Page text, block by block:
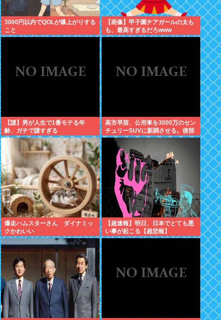
3000円以内でQOLが爆上がりする
こと
【画像】甲子園チアガールの太も
も、最高すぎるだろwww
【謎】男が人生で1番モテる年
齢、ガチで謎すぎる
高市早苗、公用車を3000万のセン
チュリーSUVに新調させる。後部
ガラスは車中喫煙を撮らせないた
めの特殊仕様に
爆走ハムスターさん ダイナミッ
クかわいい
【超速報】明日、日本でとても悪
い事が起こる【超悲報】